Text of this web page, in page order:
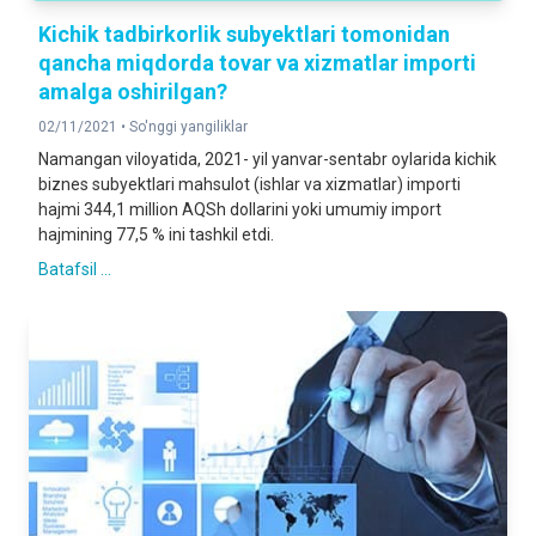
Kichik tadbirkorlik subyektlari tomonidan
qancha miqdorda tovar va xizmatlar importi
amalga oshirilgan?
02/11/2021 • So'nggi yangiliklar
Namangan viloyatida, 2021- yil yanvar-sentabr oylarida kichik
biznes subyektlari mahsulot (ishlar va xizmatlar) importi
hajmi 344,1 million AQSh dollarini yoki umumiy import
hajmining 77,5 % ini tashkil etdi.
Batafsil ...